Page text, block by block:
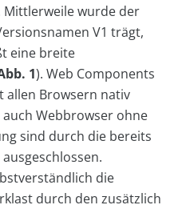
Mittlerweile wurde der
V1 trägt,
eine breite
1). Web Components
allen Browsern nativ
Webbrowser ohne
sind durch die bereits
die
durch den zusätzlich